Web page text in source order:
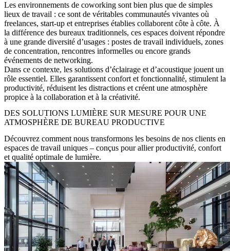
Les environnements de coworking sont bien plus que de simples
lieux de travail : ce sont de véritables communautés vivantes où
freelances, start-up et entreprises établies collaborent côte à côte. À
la différence des bureaux traditionnels, ces espaces doivent répondre
à une grande diversité d’usages : postes de travail individuels, zones
de concentration, rencontres informelles ou encore grands
événements de networking.
Dans ce contexte, les solutions d’éclairage et d’acoustique jouent un
rôle essentiel. Elles garantissent confort et fonctionnalité, stimulent la
productivité, réduisent les distractions et créent une atmosphère
propice à la collaboration et à la créativité.
DES SOLUTIONS LUMIÈRE SUR MESURE POUR UNE
ATMOSPHÈRE DE BUREAU PRODUCTIVE
Découvrez comment nous transformons les besoins de nos clients en
espaces de travail uniques – conçus pour allier productivité, confort
et qualité optimale de lumière.